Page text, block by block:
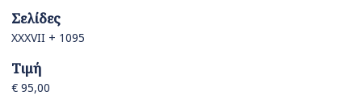
Σελίδες
ΧΧΧVII + 1095
Τιμή
€ 95,00